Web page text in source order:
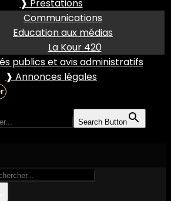
❱ Prestations
Communications
Education aux médias
La Kour 420
publics et avis administratifs
❱ Annonces légales
Search Button